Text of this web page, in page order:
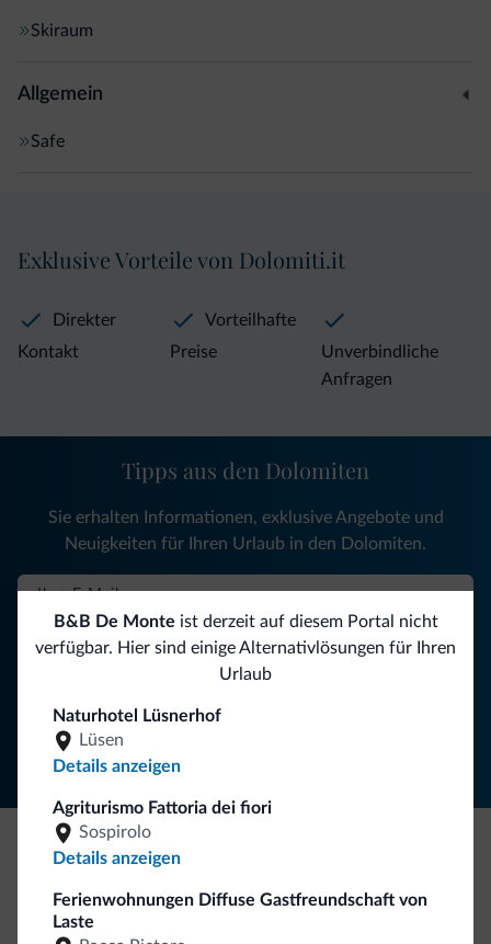
Skiraum
Allgemein
Safe
B&B De Monte ist derzeit auf diesem Portal nicht
verfügbar. Hier sind einige Alternativlösungen für Ihren
Urlaub
Naturhotel Lüsnerhof
Lüsen
Details anzeigen
Agriturismo Fattoria dei fiori
Sospirolo
Details anzeigen
Ferienwohnungen Diffuse Gastfreundschaft von
Laste
Exklusive Vorteile von Dolomiti.it
Direkter
Kontakt
Vorteilhafte
Preise
Unverbindliche
Anfragen
Folgen Sie Dolomiti.it auf
Tipps aus den Dolomiten
Sie erhalten Informationen, exklusive Angebote und
Neuigkeiten für Ihren Urlaub in den Dolomiten.
NEWSLETTER ABONNIEREN
Seien Sie originell, entdecken Sie die neue
Kollektion
So viele von Ihnen haben uns gefragt. Die neue Kollektion